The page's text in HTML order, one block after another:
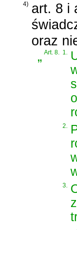
4) art. 8 i
oraz
„Art. 8. 1.
2.
3.